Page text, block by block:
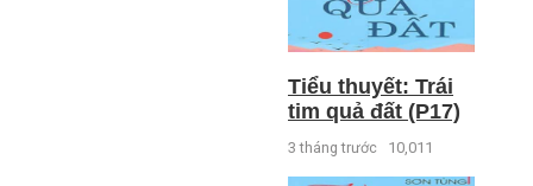
Tiểu thuyết: Trái
tim quả đất (P17)
3 tháng trước 10,011